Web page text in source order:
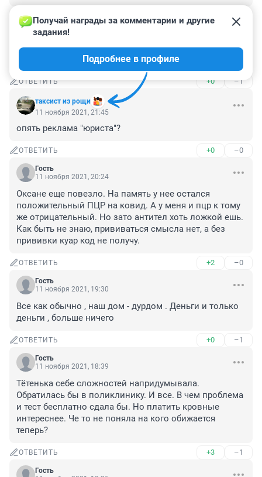
ОТВЕТИТЬ –0
Гость
загнала власть народ в угол;
ОТВЕТИТЬ +0 –1
таксист из рощи
Получай награды за комментарии и другие
задания!
Подробнее в профиле
11 ноября 2021, 21:45
опять реклама "юриста"?
ОТВЕТИТЬ +0 –0
Гость
11 ноября 2021, 20:24
Оксане еще повезло. На память у нее остался
положительный ПЦР на ковид. А у меня и пцр к тому
же отрицательный. Но зато антител хоть ложкой ешь.
Как быть не знаю, прививаться смысла нет, а без
прививки куар код не получу.
ОТВЕТИТЬ +2 –0
Гость
11 ноября 2021, 19:30
Все как обычно , наш дом - дурдом . Деньги и только
деньги , больше ничего
ОТВЕТИТЬ +0 –1
Гость
11 ноября 2021, 18:39
Тётенька себе сложностей напридумывала.
Обратилась бы в поликлинику. И все. В чем проблема
и тест бесплатно сдала бы. Но платить кровные
интереснее. Че то не поняла на кого обижается
теперь?
ОТВЕТИТЬ +3 –1
Гость